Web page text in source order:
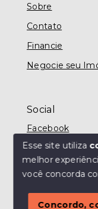
Olá!
Sobre
Contato
Financie
Negocie seu
Social
Facebook
© Copyright 2026
SITE PARA IMOBILIARIA
Esse site utiliza
melhor
você concorda
Concordo,